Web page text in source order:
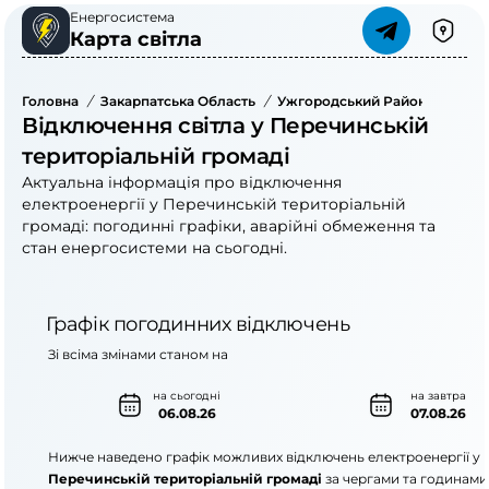
Енергосистема
Карта світла
Головна / Закарпатська Область / Ужгородський Район
Відключення світла у Перечинській
територіальній громаді
Актуальна інформація про відключення
електроенергії у Перечинській територіальній
громаді: погодинні графіки, аварійні обмеження та
стан енергосистеми на сьогодні.
Графік погодинних відключень
на сьогодні
06.08.26
на завтра
07.08.26
Зі всіма змінами станом на
Нижче наведено графік можливих відключень електроенергії у
Перечинській територіальній громаді за чергами та